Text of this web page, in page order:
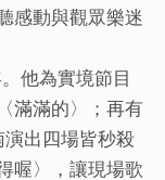
感動與觀眾樂迷
他為實境節目
滿滿的〉；再有
演出四場皆秒殺
喔〉，讓現場歌